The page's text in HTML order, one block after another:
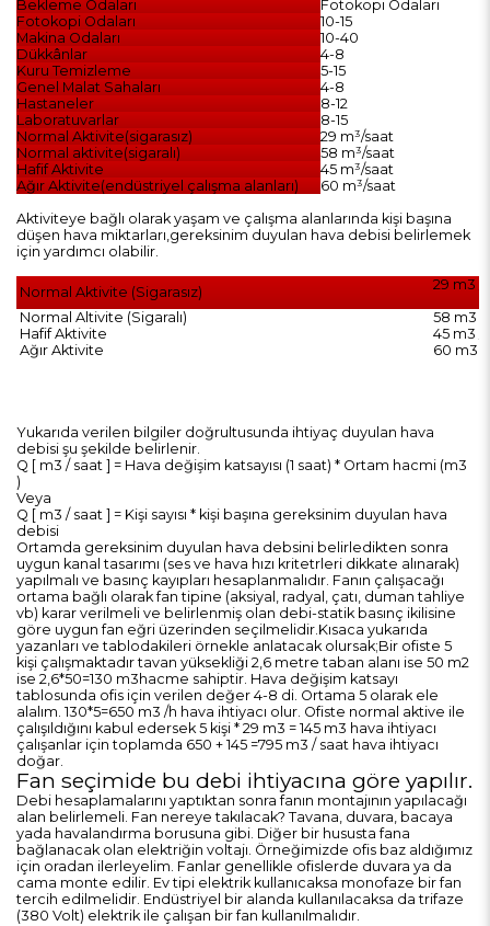
Bekleme Odaları
Fotokopi Odaları
Fotokopi Odaları
10-15
Makina Odaları
10-40
Dükkânlar
4-8
Kuru Temizleme
5-15
Genel Malat Sahaları
4-8
Hastaneler
8-12
Laboratuvarlar
8-15
Normal Aktivite(sigarasız)
29 m³/saat
Normal aktivite(sigaralı)
58 m³/saat
Hafif Aktivite
45 m³/saat
Ağır Aktivite(endüstriyel çalışma alanları)
60 m³/saat
Aktiviteye bağlı olarak yaşam ve çalışma alanlarında kişi başına
düşen hava miktarları,gereksinim duyulan hava debisi belirlemek
için yardımcı olabilir.
Normal Aktivite (Sigarasız)
29 m3 /
Normal Altivite (Sigaralı)
58 m3 /
Hafif Aktivite
45 m3 /
Ağır Aktivite
60 m3 /
Yukarıda verilen bilgiler doğrultusunda ihtiyaç duyulan hava
debisi şu şekilde belirlenir.
Q [ m3 / saat ] = Hava değişim katsayısı (1 saat) * Ortam hacmi (m3
)
Veya
Q [ m3 / saat ] = Kişi sayısı * kişi başına gereksinim duyulan hava
debisi
Ortamda gereksinim duyulan hava debsini belirledikten sonra
uygun kanal tasarımı (ses ve hava hızı kritetrleri dikkate alınarak)
yapılmalı ve basınç kayıpları hesaplanmalıdır. Fanın çalışacağı
ortama bağlı olarak fan tipine (aksiyal, radyal, çatı, duman tahliye
vb) karar verilmeli ve belirlenmiş olan debi-statik basınç ikilisine
göre uygun fan eğri üzerinden seçilmelidir.Kısaca yukarıda
yazanları ve tablodakileri örnekle anlatacak olursak;Bir ofiste 5
kişi çalışmaktadır tavan yüksekliği 2,6 metre taban alanı ise 50 m2
ise 2,6*50=130 m3hacme sahiptir. Hava değişim katsayı
tablosunda ofis için verilen değer 4-8 di. Ortama 5 olarak ele
alalım. 130*5=650 m3 /h hava ihtiyacı olur. Ofiste normal aktive ile
çalışıldığını kabul edersek 5 kişi * 29 m3 = 145 m3 hava ihtiyacı
çalışanlar için toplamda 650 + 145 =795 m3 / saat hava ihtiyacı
doğar.
Fan seçimide bu debi ihtiyacına göre yapılır.
Debi hesaplamalarını yaptıktan sonra fanın montajının yapılacağı
alan belirlemeli. Fan nereye takılacak? Tavana, duvara, bacaya
yada havalandırma borusuna gibi. Diğer bir hususta fana
bağlanacak olan elektriğin voltajı. Örneğimizde ofis baz aldığımız
için oradan ilerleyelim. Fanlar genellikle ofislerde duvara ya da
cama monte edilir. Ev tipi elektrik kullanıcaksa monofaze bir fan
tercih edilmelidir. Endüstriyel bir alanda kullanılacaksa da trifaze
(380 Volt) elektrik ile çalışan bir fan kullanılmalıdır.